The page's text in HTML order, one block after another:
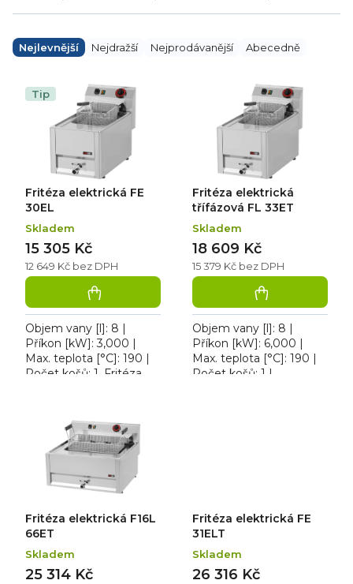
a
z
Nejlevnější Nejdražší Nejprodávanější Abecedně
Tip
Fritéza elektrická FE
30EL
Skladem
12 649 Kč bez DPH
15 305 Kč
Objem vany [l]: 8 |
Příkon [kW]: 3,000 |
Max. teplota [°C]: 190 |
Počet košů: 1. Fritéza
vysoce kvalitním
košem,...
Fritéza elektrická
třífázová FL 33ET
Skladem
15 379 Kč bez DPH
18 609 Kč
Objem vany [l]: 8 |
Příkon [kW]: 6,000 |
Max. teplota [°C]: 190 |
Počet košů: 1 |
Fritéza elektrická F16L
66ET
Skladem
25 314 Kč
Fritéza elektrická FE
31ELT
Skladem
26 316 Kč